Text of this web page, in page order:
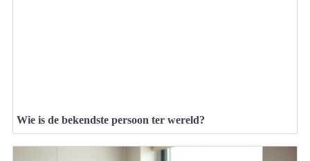
Wie is de bekendste persoon ter wereld?